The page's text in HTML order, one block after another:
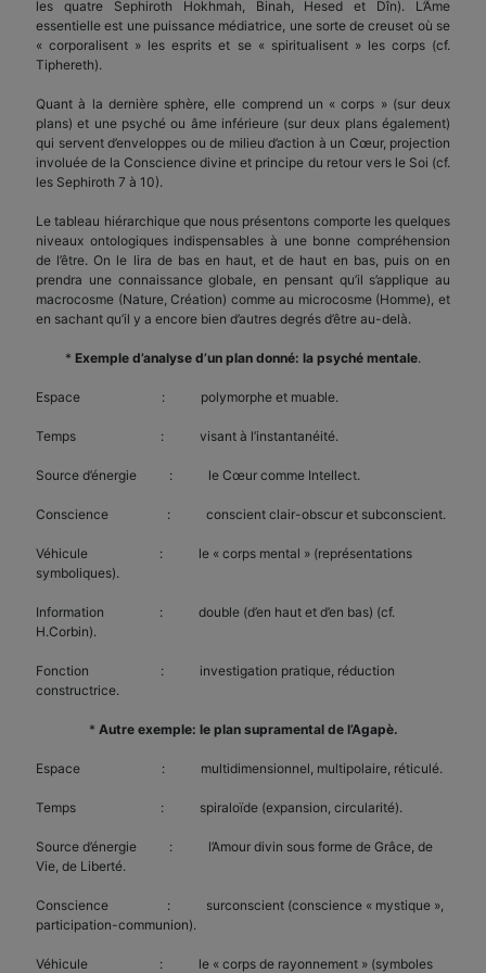
les quatre Sephiroth Hokhmah, Binah, Hesed et Dîn). L’Âme
essentielle est une puissance médiatrice, une sorte de creuset où se
« corporalisent » les esprits et se « spiritualisent » les corps (cf.
Tiphereth).
Quant à la dernière sphère, elle comprend un « corps » (sur deux
plans) et une psyché ou âme inférieure (sur deux plans également)
qui servent d’enveloppes ou de milieu d’action à un Cœur, projection
involuée de la Conscience divine et principe du retour vers le Soi (cf.
les Sephiroth 7 à 10).
Le tableau hiérarchique que nous présentons comporte les quelques
niveaux ontologiques indispensables à une bonne compréhension
de l’être. On le lira de bas en haut, et de haut en bas, puis on en
prendra une connaissance globale, en pensant qu’il s’applique au
macrocosme (Nature, Création) comme au microcosme (Homme), et
en sachant qu’il y a encore bien d’autres degrés d’être au-delà.
* Exemple d’analyse d’un plan donné: la psyché mentale.
Espace : polymorphe et muable.
Temps : visant à l’instantanéité.
Source d’énergie : le Cœur comme Intellect.
Conscience : conscient clair-obscur et subconscient.
Véhicule : le « corps mental » (représentations
symboliques).
Information : double (d’en haut et d’en bas) (cf.
H.Corbin).
Fonction : investigation pratique, réduction
constructrice.
* Autre exemple: le plan supramental de l’Agapè.
Espace : multidimensionnel, multipolaire, réticulé.
Temps : spiraloïde (expansion, circularité).
Source d’énergie : l’Amour divin sous forme de Grâce, de
Vie, de Liberté.
Conscience : surconscient (conscience « mystique »,
participation-communion).
Véhicule : le « corps de rayonnement » (symboles